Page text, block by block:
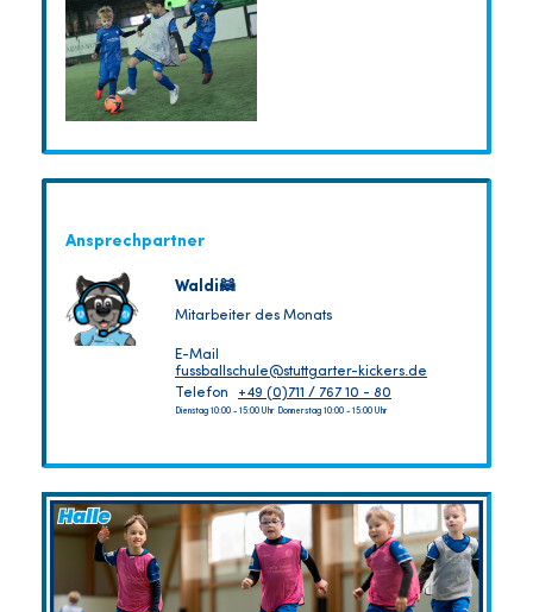
Ansprechpartner
Waldi🦝
Mitarbeiter des Monats
E-Mail
fussballschule@stuttgarter-kickers.de
Telefon
+49 (0)711 / 767 10 - 80
Dienstag 10:00 - 15:00 Uhr Donnerstag 10:00 - 15:00 Uhr